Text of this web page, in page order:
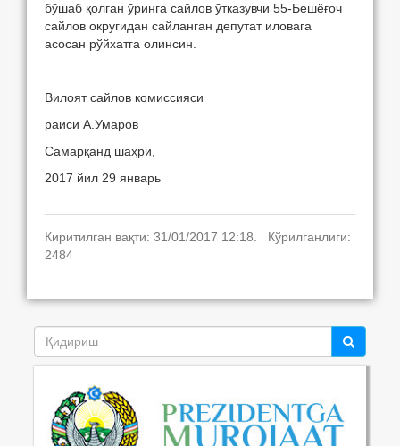
бўшаб қолган ўринга сайлов ўтказувчи 55-Бешёғоч
сайлов округидан сайланган депутат иловага
асосан рўйхатга олинсин.
Вилоят сайлов комиссияси
раиси А.Умаров
Самарқанд шаҳри,
2017 йил 29 январь
Киритилган вақти: 31/01/2017 12:18. Кўрилганлиги:
2484